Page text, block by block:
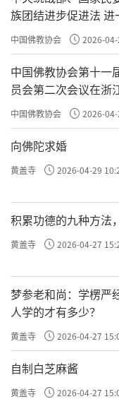
我们经常说：
修啊！既然没
慧，你修智慧啊
说的：利益一
如早年印光法
是吸血花蚊子。
为自己设起蚊
不够好才招来它
我会让它们迁走
进，到了后来
虫。
族团结进步促进法
聚力向心力
中国佛教协会 2026-
中国佛教协会第十一
员会第二次会议在浙
中国佛教协会 2026-
向佛陀求婚
黄盖寺 2026-04-29
积累功德的九种方法
黄盖寺 2026-04-27
梦参老和尚：学楞严
人学的才有多少？
黄盖寺 2026-04-27
自制白芝麻酱
黄盖寺 2026-04-27